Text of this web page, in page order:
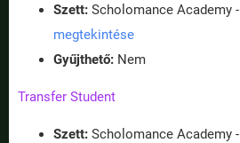
Szett: Scholomance Academy -
megtekintése
Gyűjthető: Nem
Transfer Student
Szett: Scholomance Academy -